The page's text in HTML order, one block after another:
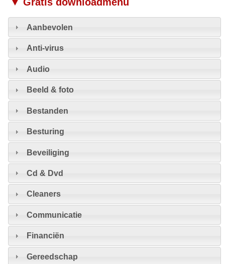
▼ Gratis downloadmenu
Aanbevolen
Anti-virus
Audio
Beeld & foto
Bestanden
Besturing
Beveiliging
Cd & Dvd
Cleaners
Communicatie
Financiën
Gereedschap